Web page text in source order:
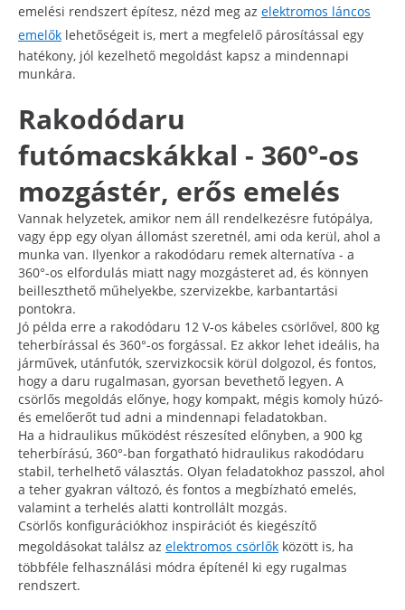
emelési rendszert építesz, nézd meg az elektromos láncos
emelők lehetőségeit is, mert a megfelelő párosítással egy
hatékony, jól kezelhető megoldást kapsz a mindennapi
munkára.
Rakodódaru
futómacskákkal - 360°-os
mozgástér, erős emelés
Vannak helyzetek, amikor nem áll rendelkezésre futópálya,
vagy épp egy olyan állomást szeretnél, ami oda kerül, ahol a
munka van. Ilyenkor a rakodódaru remek alternatíva - a
360°-os elfordulás miatt nagy mozgásteret ad, és könnyen
beilleszthető műhelyekbe, szervizekbe, karbantartási
pontokra.
Jó példa erre a rakodódaru 12 V-os kábeles csörlővel, 800 kg
teherbírással és 360°-os forgással. Ez akkor lehet ideális, ha
járművek, utánfutók, szervizkocsik körül dolgozol, és fontos,
hogy a daru rugalmasan, gyorsan bevethető legyen. A
csörlős megoldás előnye, hogy kompakt, mégis komoly húzó-
és emelőerőt tud adni a mindennapi feladatokban.
Ha a hidraulikus működést részesíted előnyben, a 900 kg
teherbírású, 360°-ban forgatható hidraulikus rakodódaru
stabil, terhelhető választás. Olyan feladatokhoz passzol, ahol
a teher gyakran változó, és fontos a megbízható emelés,
valamint a terhelés alatti kontrollált mozgás.
Csörlős konfigurációkhoz inspirációt és kiegészítő
megoldásokat találsz az elektromos csörlők között is, ha
többféle felhasználási módra építenél ki egy rugalmas
rendszert.